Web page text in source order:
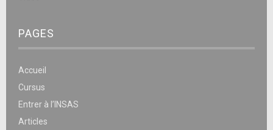
PAGES
Accueil
Cursus
Entrer à l’INSAS
Articles